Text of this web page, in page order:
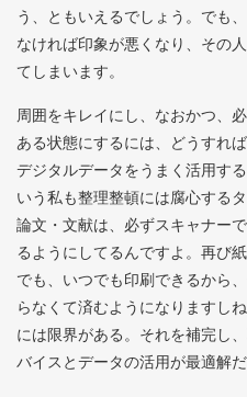
う、ともいえるでしょう。でも
なければ印象が悪くなり、その
てしまいます。
周囲をキレイにし、なおかつ、
ある状態にするには、どうすれ
デジタルデータをうまく活用す
いう私も整理整頓には腐心する
論文・文献は、必ずスキャナー
るようにしてるんですよ。再び
でも、いつでも印刷できるから
らなくて済むようになりますし
には限界がある。それを補完し
バイスとデータの活用が最適解だ